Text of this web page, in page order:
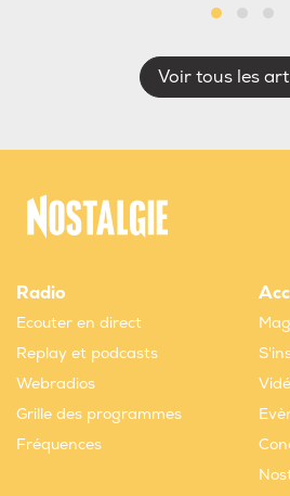
Voir tous les
Radio
Ecouter en direct
Replay et podcasts
Webradios
Grille des programmes
Fréquences
Mag